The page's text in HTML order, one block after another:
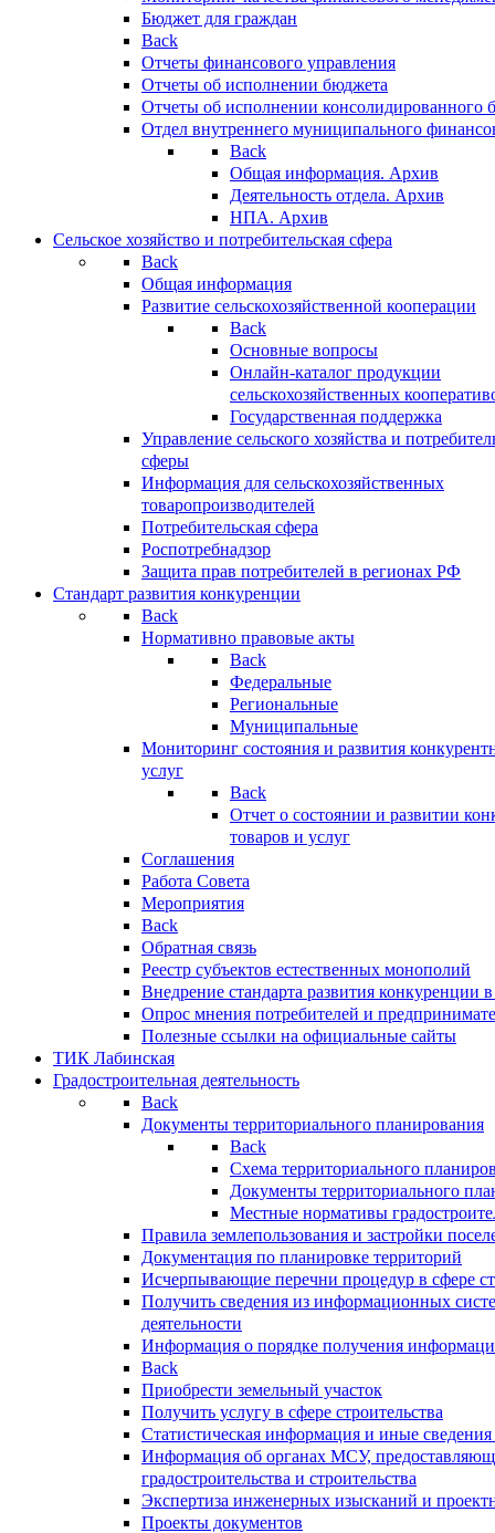
Бюджет для граждан
Back
Отчеты финансового управления
Отчеты об исполнении бюджета
Отчеты об исполнении консолидированного
Отдел внутреннего муниципального
Back
Общая информация. Архив
Деятельность отдела. Архив
НПА. Архив
Сельское хозяйство и потребительская сфера
Back
Общая информация
Развитие сельскохозяйственной кооперации
Back
Основные вопросы
Онлайн-каталог продукции
сельскохозяйственных
Государственная поддержка
Управление сельского хозяйства и
сферы
Информация для сельскохозяйственных
товаропроизводителей
Потребительская сфера
Роспотребнадзор
Защита прав потребителей в регионах РФ
Стандарт развития конкуренции
Back
Нормативно правовые акты
Back
Федеральные
Региональные
Муниципальные
Мониторинг состояния и развития
услуг
Back
Отчет о состоянии и развитии
товаров и услуг
Соглашения
Работа Совета
Мероприятия
Back
Обратная связь
Реестр субъектов естественных монополий
Внедрение стандарта развития конкуренции
Опрос мнения потребителей и
Полезные ссылки на официальные сайты
ТИК Лабинская
Градостроительная деятельность
Back
Документы территориального планирования
Back
Схема территориального
Документы территориального
Местные нормативы
Правила землепользования и застройки
Документация по планировке территорий
Исчерпывающие перечни процедур в сфере
Получить сведения из информационных
деятельности
Информация о порядке получения
Back
Приобрести земельный участок
Получить услугу в сфере строительства
Статистическая информация и иные сведения
Информация об органах МСУ,
градостроительства и строительства
Экспертиза инженерных изысканий и
Проекты документов